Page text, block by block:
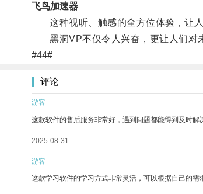
飞鸟加速器
这种视听、触感的全方位体验，让人
黑洞VP不仅令人兴奋，更让人们对未
#44#
评论
游客
这款软件的售后服务非常好，遇到问题都能得到及时解
2025-08-31
游客
这款学习软件的学习方式非常灵活，可以根据自己的需